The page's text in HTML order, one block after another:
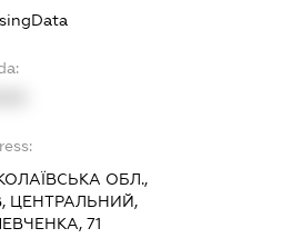
ОБЛ.,
ЦЕНТРАЛЬНИЙ,
71